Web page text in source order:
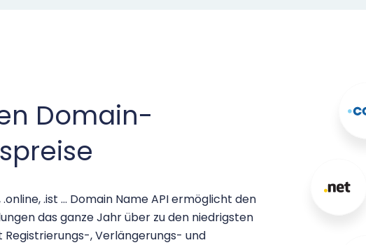
Domain-
.online, .ist … Domain Name API ermöglicht den
das ganze Jahr über zu den niedrigsten
Registrierungs-, Verlängerungs- und